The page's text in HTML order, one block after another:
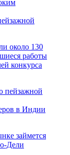
около 130
работы
конкурса
в Индии
займется
Дели